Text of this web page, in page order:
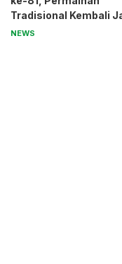
Tradisional Kembali
Magnet
NEWS